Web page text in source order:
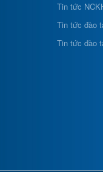
Tin tức
Tin tức đào
Tin tức đào